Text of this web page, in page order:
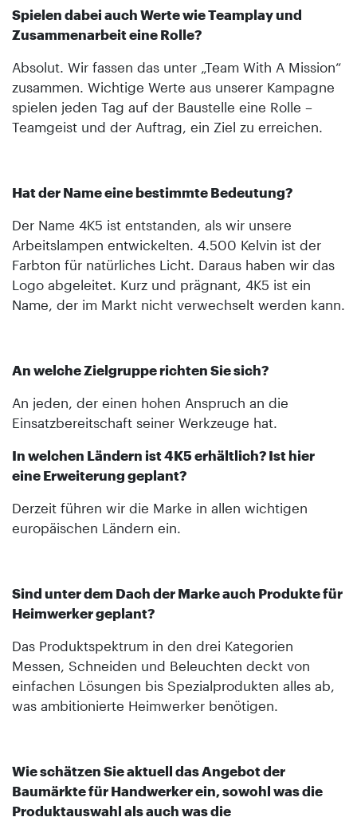
Spielen dabei auch Werte wie Teamplay und
Zusammenarbeit eine Rolle?
Absolut. Wir fassen das unter „Team With A Mission“
zusammen. Wichtige Werte aus unserer Kampagne
spielen jeden Tag auf der Baustelle eine Rolle –
Teamgeist und der Auftrag, ein Ziel zu erreichen.
Hat der Name eine bestimmte Bedeutung?
Der Name 4K5 ist entstanden, als wir unsere
Arbeitslampen entwickelten. 4.500 Kelvin ist der
Farbton für natürliches Licht. Daraus haben wir das
Logo abgeleitet. Kurz und prägnant, 4K5 ist ein
Name, der im Markt nicht verwechselt werden kann.
An welche Zielgruppe richten Sie sich?
An jeden, der einen hohen Anspruch an die
Einsatzbereitschaft seiner Werkzeuge hat.
In welchen Ländern ist 4K5 erhältlich? Ist hier
eine Erweiterung geplant?
Derzeit führen wir die Marke in allen wichtigen
europäischen Ländern ein.
Sind unter dem Dach der Marke auch Produkte für
Heimwerker geplant?
Das Produktspektrum in den drei Kategorien
Messen, Schneiden und Beleuchten deckt von
einfachen Lösungen bis Spezialprodukten alles ab,
was ambitionierte Heimwerker benötigen.
Wie schätzen Sie aktuell das Angebot der
Baumärkte für Handwerker ein, sowohl was die
Produktauswahl als auch was die